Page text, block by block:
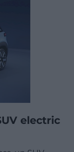
electric